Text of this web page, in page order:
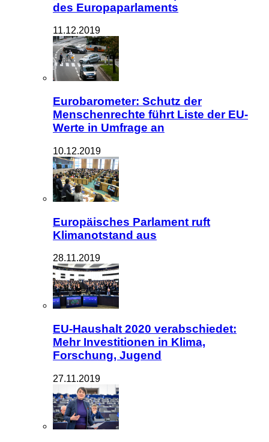
des Europaparlaments
11.12.2019
Eurobarometer: Schutz der
Menschenrechte führt Liste der EU-
Werte in Umfrage an
10.12.2019
Europäisches Parlament ruft
Klimanotstand aus
28.11.2019
EU-Haushalt 2020 verabschiedet:
Mehr Investitionen in Klima,
Forschung, Jugend
27.11.2019